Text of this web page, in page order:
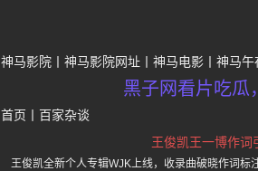
神马影院 神马影院网址 神马电影 神马午
黑子网看片吃瓜
首页 百家杂谈
王俊凯王一博作词
王俊凯全新个人专辑WJK上线，收录曲破晓作词标